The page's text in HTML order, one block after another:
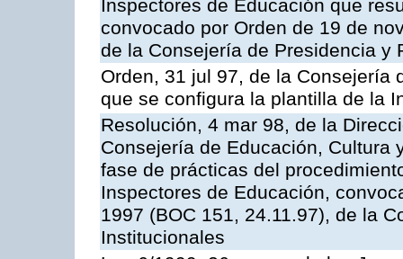
Inspectores de Educación que
convocado por Orden de 19 de
de la Consejería de Presidencia y
Orden, 31 jul 97, de la Consejería
que se configura la plantilla de la
Resolución, 4 mar 98, de la
Consejería de Educación, Cultura
fase de prácticas del
Inspectores de Educación,
1997 (BOC 151, 24.11.97), de la
Institucionales